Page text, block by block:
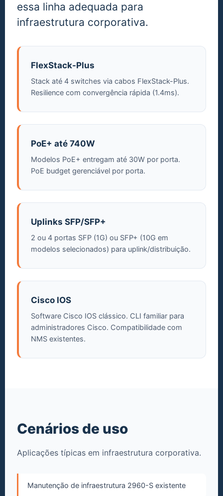
essa linha adequada para
infraestrutura corporativa.
FlexStack-Plus
Stack até 4 switches via cabos FlexStack-Plus.
Resilience com convergência rápida (1.4ms).
PoE+ até 740W
Modelos PoE+ entregam até 30W por porta.
PoE budget gerenciável por porta.
Uplinks SFP/SFP+
2 ou 4 portas SFP (1G) ou SFP+ (10G em
modelos selecionados) para uplink/distribuição.
Cisco IOS
Software Cisco IOS clássico. CLI familiar para
administradores Cisco. Compatibilidade com
NMS existentes.
Cenários de uso
Aplicações típicas em infraestrutura corporativa.
Manutenção de infraestrutura 2960-S existente